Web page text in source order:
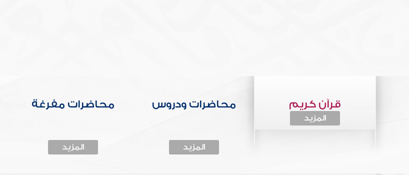
قرآن كريم
المزيد
محاضرات ودروس
المزيد
محاضرات مفرغة
المزيد